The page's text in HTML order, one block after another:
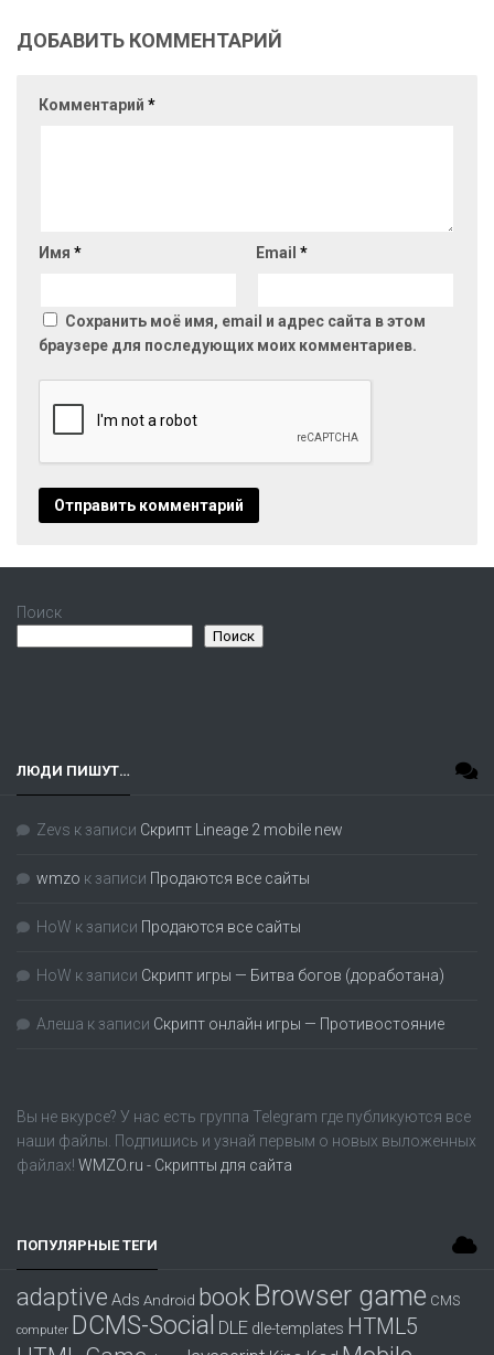
ДОБАВИТЬ КОММЕНТАРИЙ
Комментарий *
Имя * Email *
Сохранить моё имя, email и адрес сайта в этом
браузере для последующих моих комментариев.
Поиск
Поиск
ЛЮДИ ПИШУТ…
Zevs к записи Скрипт Lineage 2 mobile new
wmzo к записи Продаются все сайты
HoW к записи Продаются все сайты
HoW к записи Скрипт игры — Битва богов (доработана)
Алеша к записи Скрипт онлайн игры — Противостояние
Вы не вкурсе? У нас есть группа Telegram где публикуются все
наши файлы. Подпишись и узнай первым о новых выложенных
файлах! WMZO.ru - Скрипты для сайта
ПОПУЛЯРНЫЕ ТЕГИ
adaptive Ads Android book Browser game CMS
computer DCMS-Social DLE dle-templates HTML5